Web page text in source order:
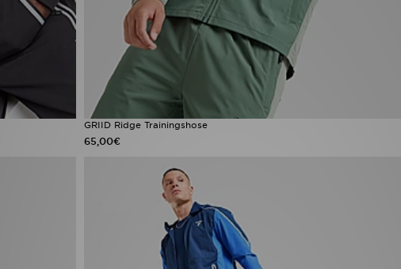
GRIID Ridge Trainingshose
65,00€